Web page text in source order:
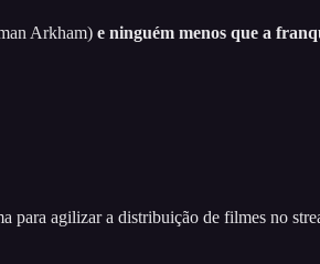
Arkham) e ninguém menos que a
para agilizar a distribuição de filmes no